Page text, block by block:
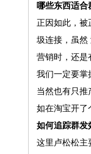
哪些东西适合
正因如此，被
圾连接，虽然
营销时，还是
我们一定要掌
当然也有只推
如在淘宝开了
如何追踪群发
这里卢松松主